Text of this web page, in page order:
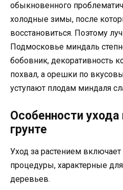
обыкновенного
холодные зимы, после
восстановиться. Поэтому
Подмосковье миндаль
бобовник, декоративность
похвал, а орешки по
уступают плодам миндаля
Особенности
грунте
Уход за растением
процедуры, характерные
деревьев.